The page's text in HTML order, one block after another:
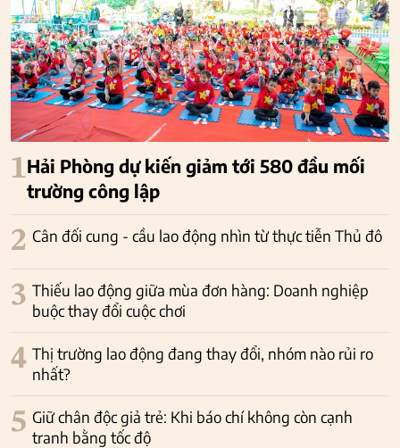
1Hải Phòng dự kiến giảm tới 580 đầu mối
trường công lập
2 Cân đối cung - cầu lao động nhìn từ thực tiễn Thủ đô
3 Thiếu lao động giữa mùa đơn hàng: Doanh nghiệp
buộc thay đổi cuộc chơi
4 Thị trường lao động đang thay đổi, nhóm nào rủi ro
nhất?
5 Giữ chân độc giả trẻ: Khi báo chí không còn cạnh
tranh bằng tốc độ